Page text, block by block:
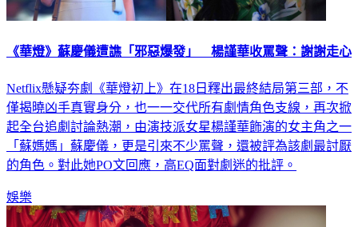
《華燈》蘇慶儀遭譙「邪惡爆發」 楊謹華收罵聲：謝謝走心
Netflix懸疑夯劇《華燈初上》在18日釋出最終結局第三部，不
僅揭曉凶手真實身分，也一一交代所有劇情角色支線，再次掀
起全台追劇討論熱潮，由演技派女星楊謹華飾演的女主角之一
「蘇媽媽」蘇慶儀，更是引來不少罵聲，還被評為該劇最討厭
的角色。對此她PO文回應，高EQ面對劇迷的批評。
娛樂